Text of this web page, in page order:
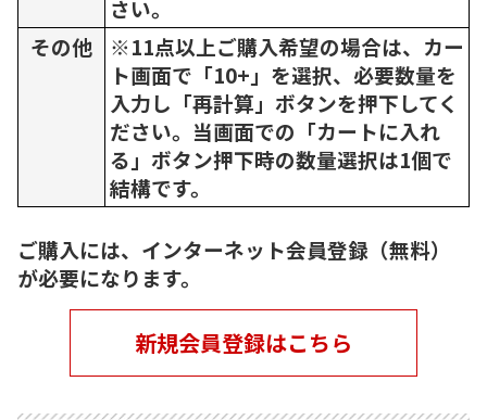
さい。
その他
※11点以上ご購入希望の場合は、カー
ト画面で「10+」を選択、必要数量を
入力し「再計算」ボタンを押下してく
ださい。当画面での「カートに入れ
る」ボタン押下時の数量選択は1個で
結構です。
ご購入には、インターネット会員登録（無料）
が必要になります。
新規会員登録はこちら